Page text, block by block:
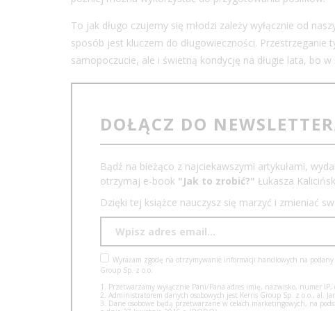
To jak długo czujemy się młodzi zależy wyłącznie od
sposób jest kluczem do długowieczności.
samopoczucie, ale i świetną kondycję na długie lata, bo
DOŁĄCZ DO
Bądź na bieżąco z najciekawszymi artykułami,
otrzymaj e-book "Jak to zrobić?" Łukasza
Dzięki tej książce nauczysz się marzyć i zmieniać
Wyrażam zgodę na otrzymywanie informacji handlowych na
Group Sp. z o.o.
1. Przetwarzamy wyłącznie Pani/Pana adres imię, nazwisko, numer IP,
2. Administratorem danych osobowych jest Kerris Group Sp. z o.o., al.
3. Dane osobowe będą przetwarzane w celach marketingowych, na